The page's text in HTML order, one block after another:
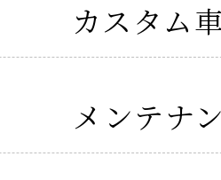
カスタム
メンテナ